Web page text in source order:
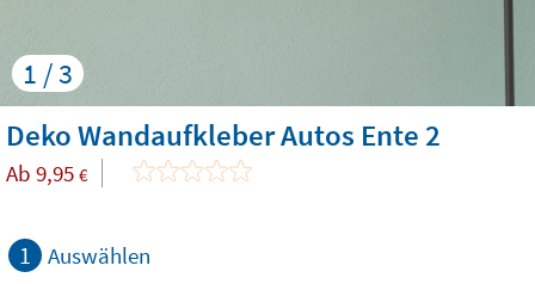
1 / 3
Deko Wandaufkleber Autos Ente 2
Ab 9,95 €
1 Auswählen